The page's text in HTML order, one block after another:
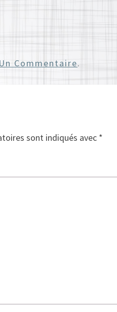
Commentaire.
sont indiqués avec *